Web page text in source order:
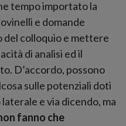
tempo importato la
e domande
del colloquio e mettere
di analisi ed il
D’accordo, possono
sulle potenziali doti
e via dicendo, ma
fanno che